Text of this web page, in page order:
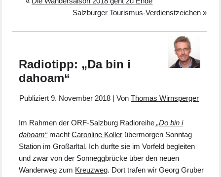
Salzburger Tourismus-Verdienstzeichen»
Radiotipp: „Da bin i
dahoam“
Publiziert 9. November 2018 |Von Thomas Wirnsperger
Im Rahmen der ORF-Salzburg Radioreihe „Do bin i
dahoam“machtCaronline Koller übermorgen Sonntag
Station im Großarltal. Ich durfte sie im Vorfeld begleiten
und zwar von der Sonneggbrücke über den neuen
Wanderweg zum Kreuzweg. Dort trafen wir Georg Gruber